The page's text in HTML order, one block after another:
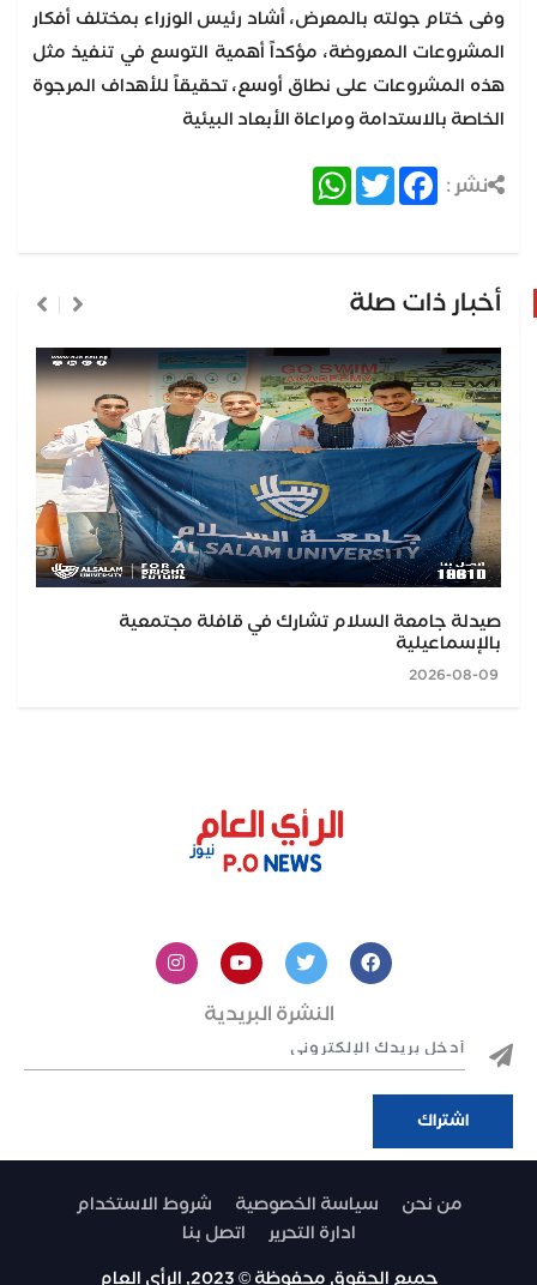
وفى ختام جولته بالمعرض، أشاد رئيس الوزراء بمختلف أفكار
المشروعات المعروضة، مؤكداً أهمية التوسع في تنفيذ مثل
هذه المشروعات على نطاق أوسع، تحقيقاً للأهداف المرجوة
الخاصة بالاستدامة ومراعاة الأبعاد البيئية
نشر : Facebook
Twitter
WhatsApp
أخبار ذات صلة
صيدلة جامعة السلام تشارك في قافلة مجتمعية
بالإسماعيلية
النشرة البريدية
من نحن سياسة الخصوصية
شروط الاستخدام
ادارة التحرير
اتصل بنا
جميع الحقوق محفوظة © 2023, الرأي العام